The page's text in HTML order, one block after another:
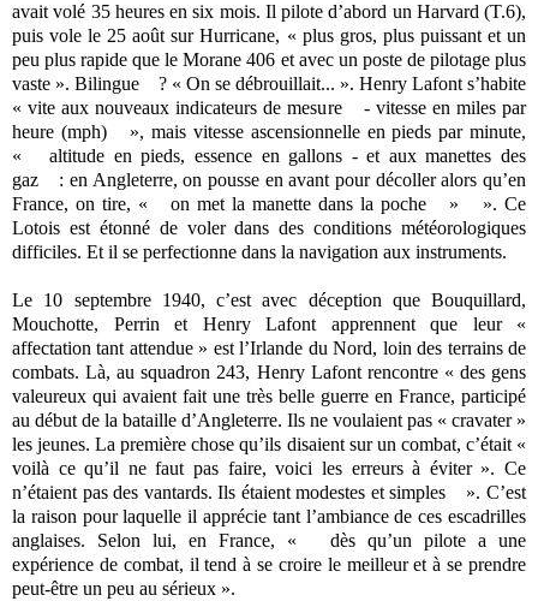
avait volé 35 heures en six mois. Il pilote d’abord un Harvard (T.6),
puis vole le 25 août sur Hurricane, « plus gros, plus puissant et un
peu plus rapide que le Morane 406 et avec un poste de pilotage plus
vaste ». Bilingue ? « On se débrouillait... ». Henry Lafont s’habite
« vite aux nouveaux indicateurs de mesure - vitesse en miles par
heure (mph) », mais vitesse ascensionnelle en pieds par minute,
« altitude en pieds, essence en gallons - et aux manettes des
gaz : en Angleterre, on pousse en avant pour décoller alors qu’en
France, on tire, « on met la manette dans la poche » ». Ce
Lotois est étonné de voler dans des conditions météorologiques
difficiles. Et il se perfectionne dans la navigation aux instruments.
Le 10 septembre 1940, c’est avec déception que Bouquillard,
Mouchotte, Perrin et Henry Lafont apprennent que leur «
affectation tant attendue » est l’Irlande du Nord, loin des terrains de
combats. Là, au squadron 243, Henry Lafont rencontre « des gens
valeureux qui avaient fait une très belle guerre en France, participé
au début de la bataille d’Angleterre. Ils ne voulaient pas « cravater »
les jeunes. La première chose qu’ils disaient sur un combat, c’était «
voilà ce qu’il ne faut pas faire, voici les erreurs à éviter ». Ce
n’étaient pas des vantards. Ils étaient modestes et simples ». C’est
la raison pour laquelle il apprécie tant l’ambiance de ces escadrilles
anglaises. Selon lui, en France, « dès qu’un pilote a une
expérience de combat, il tend à se croire le meilleur et à se prendre
peut-être un peu au sérieux ».